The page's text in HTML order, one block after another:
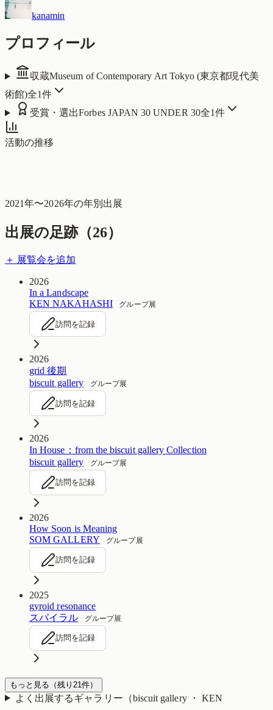
kanamin
プロフィール
収蔵Museum of Contemporary Art Tokyo (東京都現代美
術館)全1件
受賞・選出Forbes JAPAN 30 UNDER 30全1件
活動の推移
2021年〜2026年の年別出展
出展の足跡（26）
＋ 展覧会を追加
2026
In a Landscape
KEN NAKAHASHI
グループ展
訪問を記録
2026
grid 後期
biscuit gallery
グループ展
訪問を記録
2026
In House：from the biscuit gallery Collection
biscuit gallery
グループ展
訪問を記録
2026
How Soon is Meaning
SOM GALLERY
グループ展
訪問を記録
2025
gyroid resonance
スパイラル
グループ展
訪問を記録
もっと見る （残り 21件）
よく出展するギャラリー（biscuit gallery ・ KEN